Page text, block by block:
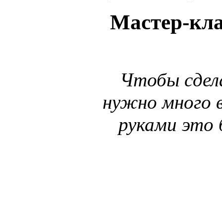
Мастер-
Чтобы
нужно много
руками это